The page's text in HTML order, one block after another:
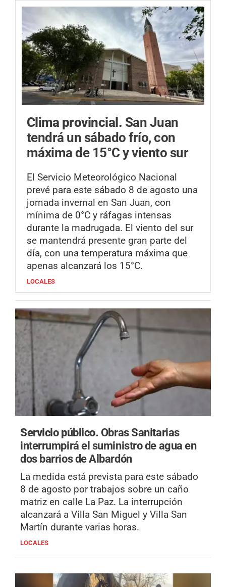
Clima provincial. San Juan
tendrá un sábado frío, con
máxima de 15°C y viento sur
El Servicio Meteorológico Nacional
prevé para este sábado 8 de agosto una
jornada invernal en San Juan, con
mínima de 0°C y ráfagas intensas
durante la madrugada. El viento del sur
se mantendrá presente gran parte del
día, con una temperatura máxima que
apenas alcanzará los 15°C.
LOCALES
Servicio público. Obras Sanitarias
interrumpirá el suministro de agua en
dos barrios de Albardón
La medida está prevista para este sábado
8 de agosto por trabajos sobre un caño
matriz en calle La Paz. La interrupción
alcanzará a Villa San Miguel y Villa San
Martín durante varias horas.
LOCALES